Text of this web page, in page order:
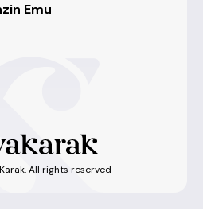
Emu
All rights reserved